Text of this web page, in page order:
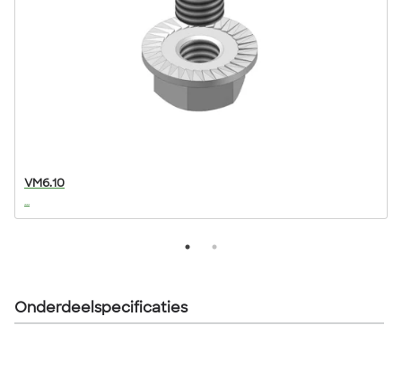
VM6.10
...
Onderdeelspecificaties